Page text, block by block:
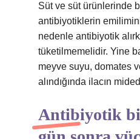
Süt ve süt ürünlerinde
antibiyotiklerin
nedenle antibiyotik
tüketilmemelidir. Yine
meyve suyu, domates
alındığında ilacın
Antibiyotik